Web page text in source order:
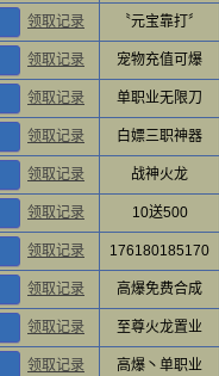
领取记录 〝元宝靠打〞
领取记录 宠物充值可爆
领取记录 单职业无限刀
领取记录 白嫖三职神器
领取记录 战神火龙
领取记录 10送500
领取记录 176180185170
领取记录 高爆免费合成
领取记录 至尊火龙置业
领取记录 高爆丶单职业